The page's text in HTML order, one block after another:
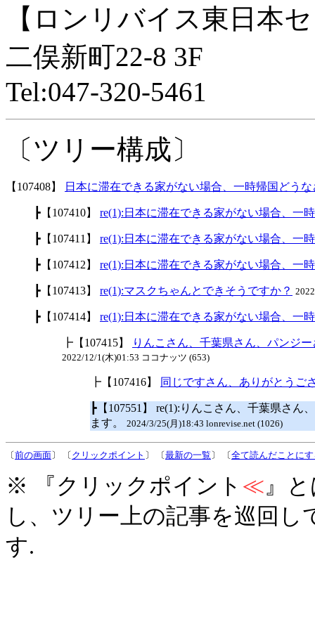
【ロンリバイス東日本
二俣新町22-8 3F
Tel:047-320-5461
〔ツリー構成〕
【107408】 日本に滞在できる家がない場合、一時帰国どう
┣【107410】 re(1):日本に滞在できる家がない場合、一
┣【107411】 re(1):日本に滞在できる家がない場合、一
┣【107412】 re(1):日本に滞在できる家がない場合、一
┣【107413】 re(1):マスクちゃんとできそうですか？
┣【107414】 re(1):日本に滞在できる家がない場合、一
┣【107415】 りんこさん、千葉県さん、パンジ
2022/12/1(木)01:53 ココナッツ (653)
┣【107416】 同じですさん、ありがとうご
┣【107551】 re(1):りんこさん、千葉県さ
ます。 2024/3/25(月)18:43 lonrevise.net (1026)
〔前の画面〕 〔 クリックポイント 〕 〔最新の一覧 〕 〔全て読んだことに
※ 『クリックポイント ≪』
し、ツリー上の記事を巡回
す.